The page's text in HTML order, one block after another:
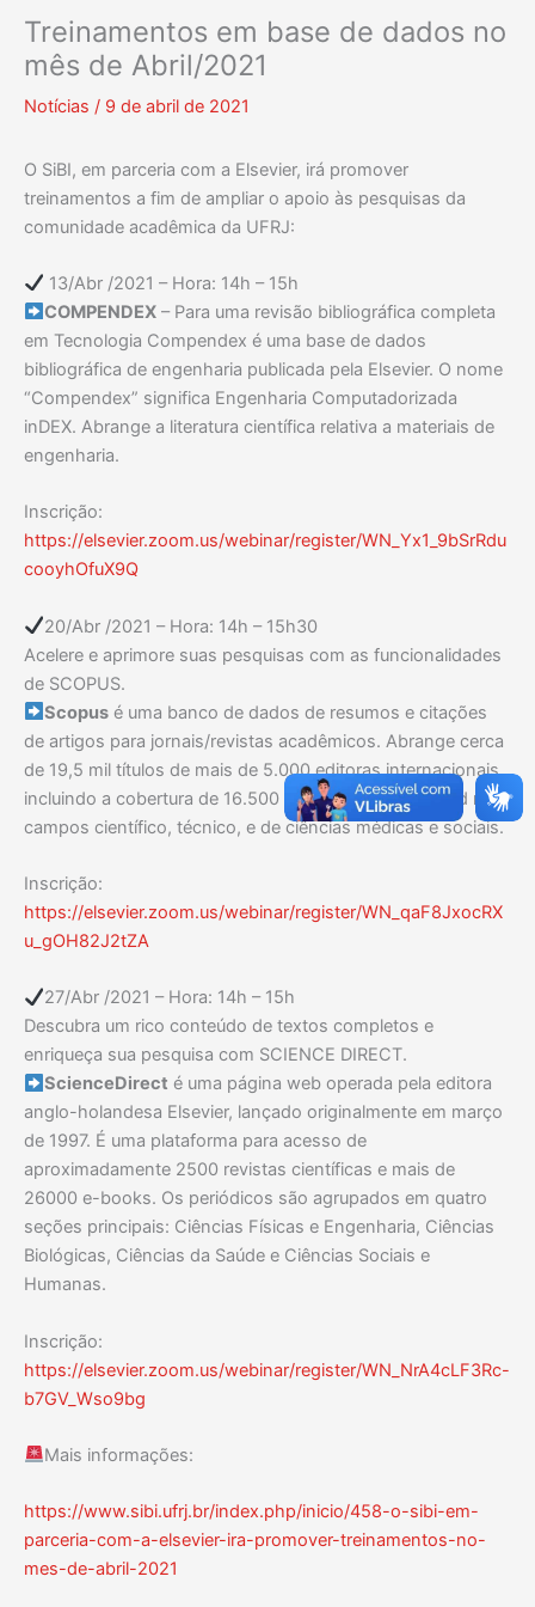
Treinamentos em base de dados no
mês de Abril/2021
Notícias / 9 de abril de 2021
O SiBI, em parceria com a Elsevier, irá promover
treinamentos a fim de ampliar o apoio às pesquisas da
comunidade acadêmica da UFRJ:
13/Abr /2021 – Hora: 14h – 15h
COMPENDEX– Para uma revisão bibliográfica completa
em Tecnologia Compendex é uma base de dados
bibliográfica de engenharia publicada pela Elsevier. O nome
“Compendex” significa Engenharia Computadorizada
inDEX. Abrange a literatura científica relativa a materiais de
engenharia.
Inscrição:
https://elsevier.zoom.us/webinar/register/WN_Yx1_9bSrRdu
cooyhOfuX9Q
20/Abr /2021 – Hora: 14h – 15h30
Acelere e aprimore suas pesquisas com as funcionalidades
de SCOPUS.
Scopusé uma banco de dados de resumos e citações
de artigos para jornais/revistas acadêmicos. Abrange cerca
de 19,5 mil títulos de mais de 5.000 editoras internacionais,
incluindo a cobertura de 16.500 revistas peer-reviewed nos
campos científico, técnico, e de ciências médicas e sociais.
Inscrição:
https://elsevier.zoom.us/webinar/register/WN_qaF8JxocRX
u_gOH82J2tZA
27/Abr /2021 – Hora: 14h – 15h
Descubra um rico conteúdo de textos completos e
enriqueça sua pesquisa com SCIENCE DIRECT.
ScienceDirect é uma página web operada pela editora
anglo-holandesa Elsevier, lançado originalmente em março
de 1997. É uma plataforma para acesso de
aproximadamente 2500 revistas científicas e mais de
26000 e-books. Os periódicos são agrupados em quatro
seções principais: Ciências Físicas e Engenharia, Ciências
Biológicas, Ciências da Saúde e Ciências Sociais e
Humanas.
Inscrição:
https://elsevier.zoom.us/webinar/register/WN_NrA4cLF3Rc-
b7GV_Wso9bg
Mais informações:
https://www.sibi.ufrj.br/index.php/inicio/458-o-sibi-em-
parceria-com-a-elsevier-ira-promover-treinamentos-no-
mes-de-abril-2021